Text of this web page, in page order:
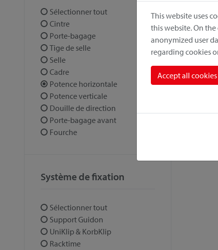
Sélectionner tout
Cintre
Porte-bagage
Tige de selle
Selle
Cadre
Potence horizontale
Potence verticale
Douille de direction
Porte-bagage avant
Fourche
Système de fixation
Sélectionner tout
Support Guidon
UniKlip & KorbKlip
Racktime
This website uses
this website. On
anonymized user
regarding cookies
Accept all cookies